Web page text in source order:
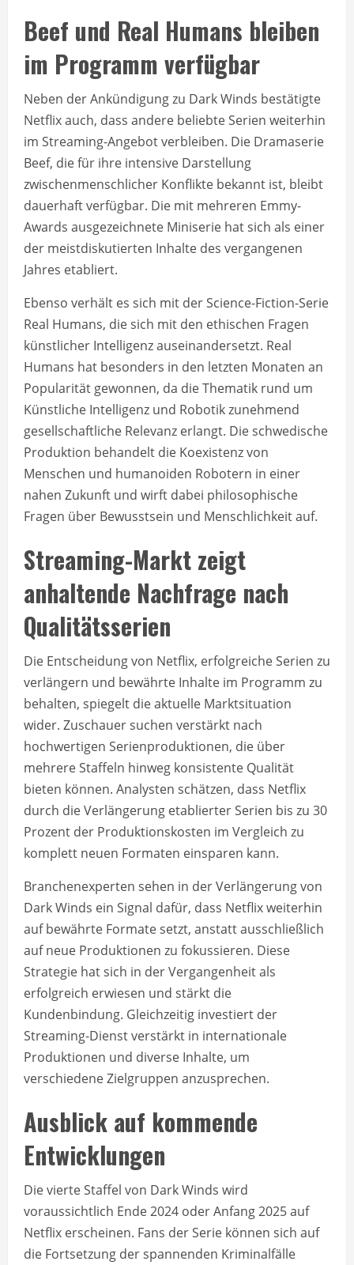
Beef und Real Humans bleiben
im Programm verfügbar
Neben der Ankündigung zu Dark Winds bestätigte
Netflix auch, dass andere beliebte Serien weiterhin
im Streaming-Angebot verbleiben. Die Dramaserie
Beef, die für ihre intensive Darstellung
zwischenmenschlicher Konflikte bekannt ist, bleibt
dauerhaft verfügbar. Die mit mehreren Emmy-
Awards ausgezeichnete Miniserie hat sich als einer
der meistdiskutierten Inhalte des vergangenen
Jahres etabliert.
Ebenso verhält es sich mit der Science-Fiction-Serie
Real Humans, die sich mit den ethischen Fragen
künstlicher Intelligenz auseinandersetzt. Real
Humans hat besonders in den letzten Monaten an
Popularität gewonnen, da die Thematik rund um
Künstliche Intelligenz und Robotik zunehmend
gesellschaftliche Relevanz erlangt. Die schwedische
Produktion behandelt die Koexistenz von
Menschen und humanoiden Robotern in einer
nahen Zukunft und wirft dabei philosophische
Fragen über Bewusstsein und Menschlichkeit auf.
Streaming-Markt zeigt
anhaltende Nachfrage nach
Qualitätsserien
Die Entscheidung von Netflix, erfolgreiche Serien zu
verlängern und bewährte Inhalte im Programm zu
behalten, spiegelt die aktuelle Marktsituation
wider. Zuschauer suchen verstärkt nach
hochwertigen Serienproduktionen, die über
mehrere Staffeln hinweg konsistente Qualität
bieten können. Analysten schätzen, dass Netflix
durch die Verlängerung etablierter Serien bis zu 30
Prozent der Produktionskosten im Vergleich zu
komplett neuen Formaten einsparen kann.
Branchenexperten sehen in der Verlängerung von
Dark Winds ein Signal dafür, dass Netflix weiterhin
auf bewährte Formate setzt, anstatt ausschließlich
auf neue Produktionen zu fokussieren. Diese
Strategie hat sich in der Vergangenheit als
erfolgreich erwiesen und stärkt die
Kundenbindung. Gleichzeitig investiert der
Streaming-Dienst verstärkt in internationale
Produktionen und diverse Inhalte, um
verschiedene Zielgruppen anzusprechen.
Ausblick auf kommende
Entwicklungen
Die vierte Staffel von Dark Winds wird
voraussichtlich Ende 2024 oder Anfang 2025 auf
Netflix erscheinen. Fans der Serie können sich auf
die Fortsetzung der spannenden Kriminalfälle